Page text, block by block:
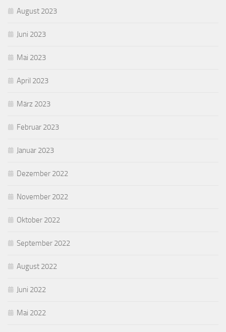
August 2023
Juni 2023
Mai 2023
April 2023
März 2023
Februar 2023
Januar 2023
Dezember 2022
November 2022
Oktober 2022
September 2022
August 2022
Juni 2022
Mai 2022